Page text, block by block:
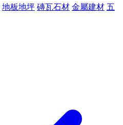
地板地坪 磚瓦石材 金屬建材 五